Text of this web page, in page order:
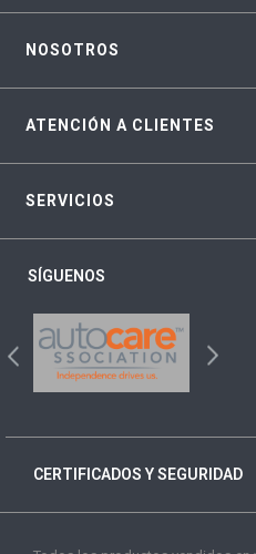
NOSOTROS
ATENCIÓN A CLIENTES
SERVICIOS
SÍGUENOS
CERTIFICADOS Y SEGURIDAD